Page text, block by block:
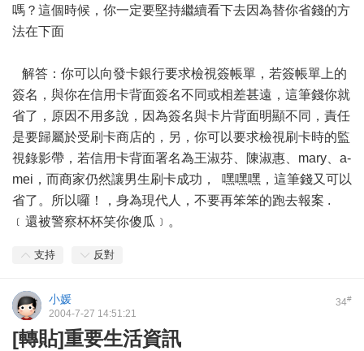
嗎？這個時候，你一定要堅持繼續看下去因為替你省錢的方
法在下面
解答：你可以向發卡銀行要求檢視簽帳單，若簽帳單上的
簽名，與你在信用卡背面簽名不同或相差甚遠，這筆錢你就
省了，原因不用多說，因為簽名與卡片背面明顯不同，責任
是要歸屬於受刷卡商店的，另，你可以要求檢視刷卡時的監
視錄影帶，若信用卡背面署名為王淑芬、陳淑惠、mary、a-
mei，而商家仍然讓男生刷卡成功， 嘿嘿嘿，這筆錢又可以
省了。所以囉！，身為現代人，不要再笨笨的跑去報案 .
﹝還被警察杯杯笑你傻瓜﹞。
支持 反對
34#
小媛
2004-7-27 14:51:21
[轉貼]重要生活資訊